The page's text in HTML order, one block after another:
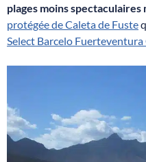
plages moins spectaculaires
protégée de Caleta de Fuste
Select Barcelo Fuerteventura